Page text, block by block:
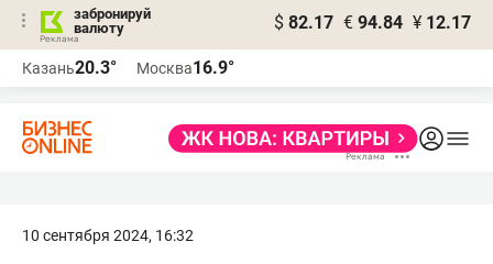
забронируй
валюту
$ 82.17 € 94.84 ¥ 12.17
Казань20.3° Москва16.9°
10 сентября 2024, 16:32